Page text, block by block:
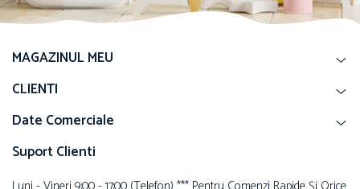
MAGAZINUL MEU
CLIENTI
Date Comerciale
Suport Clienti